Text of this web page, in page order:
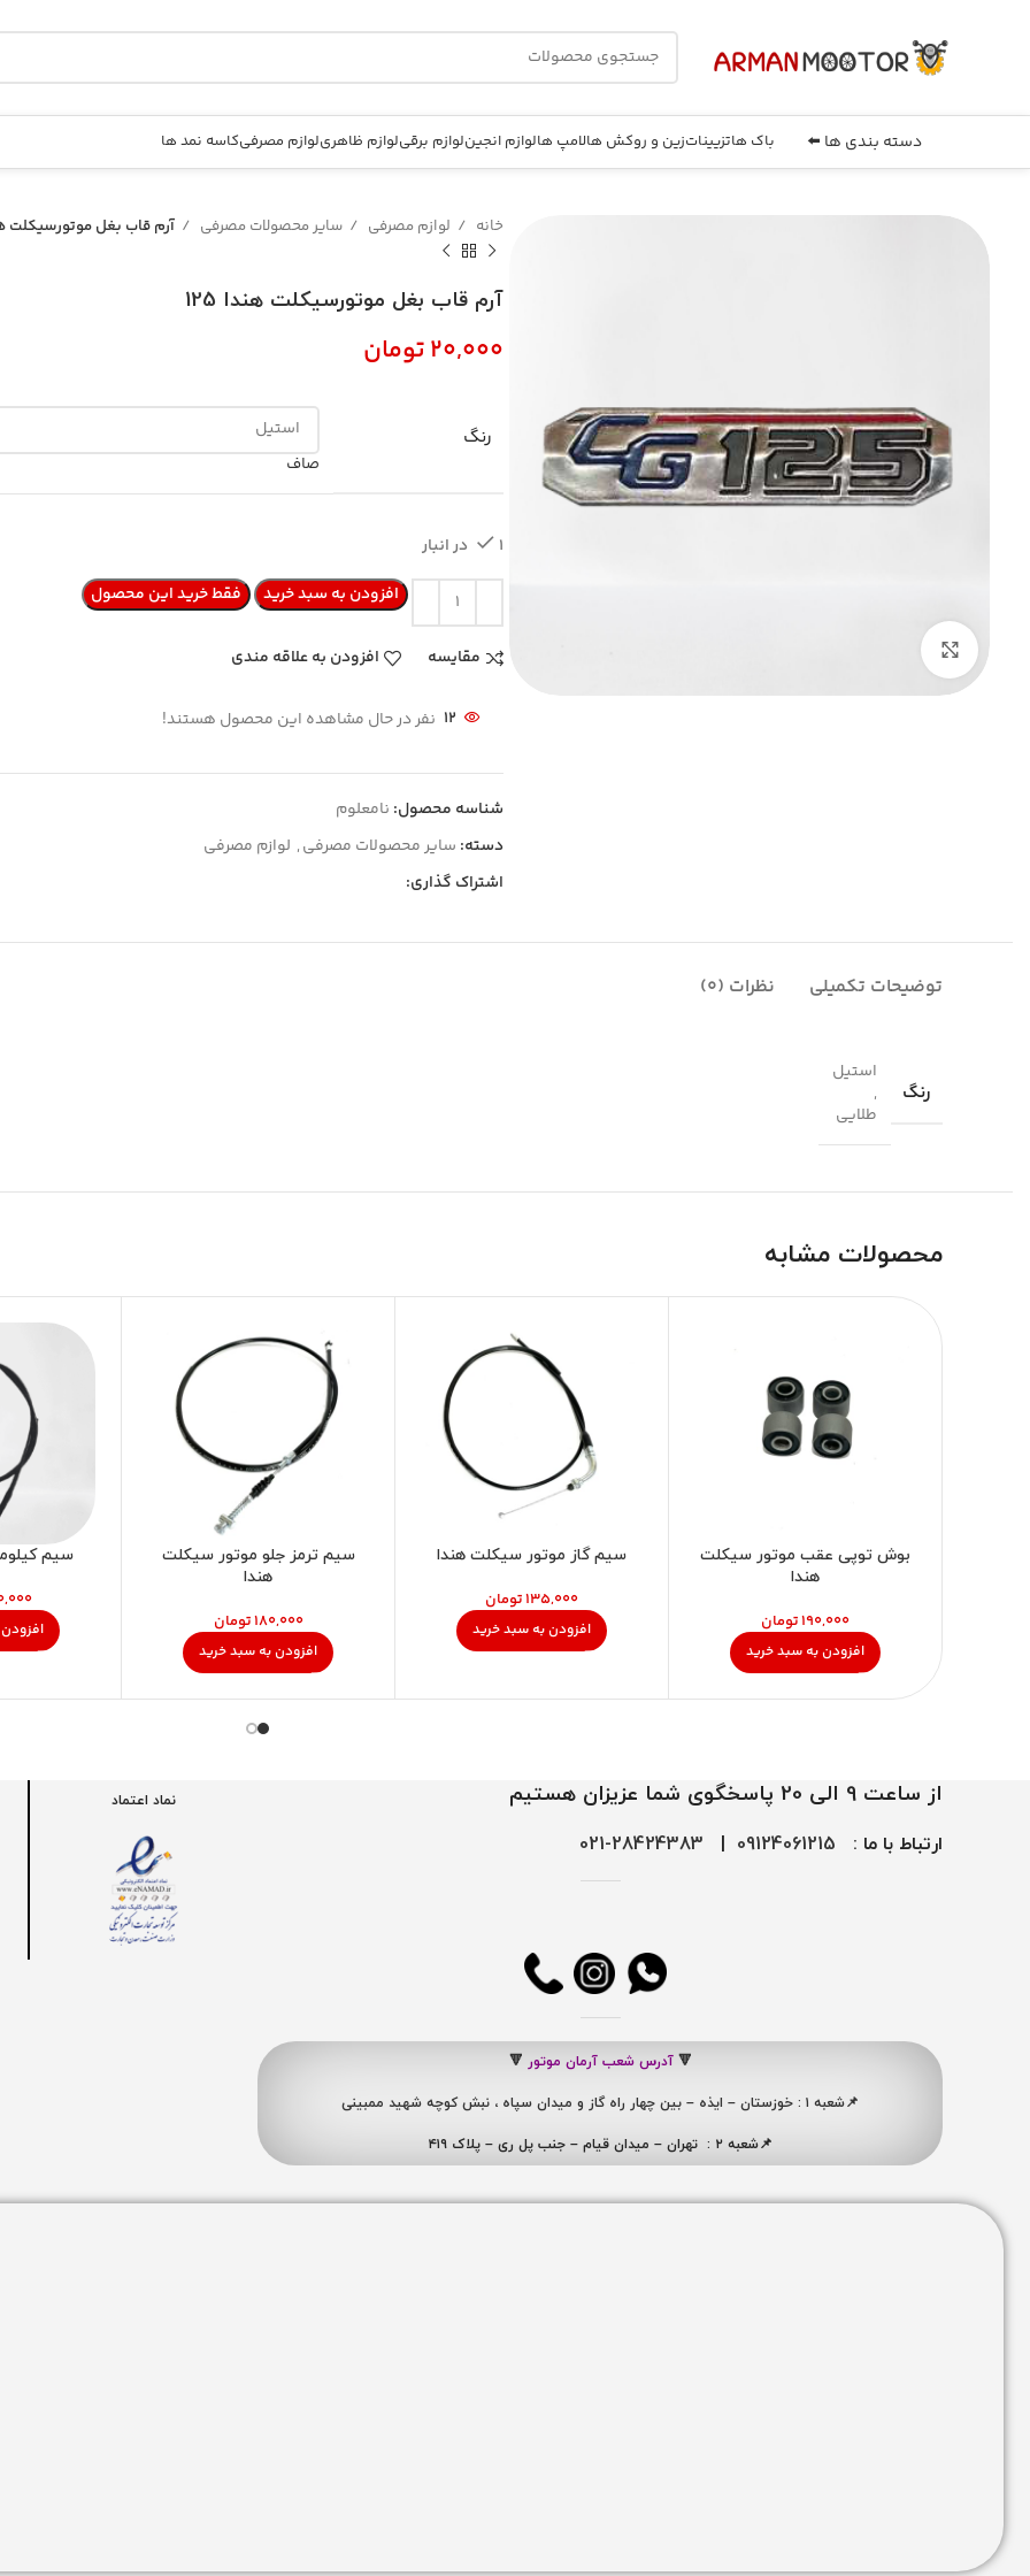
دسته بندی ها ⬅️ باک هاتزییناتزین و روکش هالامپ هالوازم انجینلوازم برقیلوازم ظاهریلوازم مصرفیکاسه نمد ها
خانه لوازم مصرفی سایر محصولات مصرفی آرم قاب بغل موتورسیکلت
آرم قاب بغل موتورسیکلت هندا 125
تومان
رنگ
صاف
1 در انبار
افزودن به سبد خرید فقط خرید این محصول
مقایسه افزودن به علاقه مندی
12 نفر در حال مشاهده این محصول هستند!
شناسه محصول: نامعلوم
دسته: سایر محصولات مصرفی, لوازم مصرفی
اشتراک گذاری:
توضیحات تکمیلی نظرات (0)
رنگ
استیل
,
طلایی
محصولات مشابه
بوش توپی عقب موتور سیکلت
هندا
تومان
افزودن به سبد خرید
سیم گاز موتور سیکلت هندا
تومان
افزودن به سبد خرید
سیم ترمز جلو موتور سیکلت
هندا
تومان
افزودن به سبد خرید
سیم
از ساعت 9 الی 20 پاسخگوی شما عزیزان هستیم
ارتباط با ما : 09124061215
|
28424383-021
🔻 آدرس شعب آرمان موتور 🔻
📌شعبه ۱ : خوزستان – ایذه – بین چهار راه گاز و میدان سپاه ، نبش کوچه شهید ممبینی
📌شعبه ۲ : تهران – میدان قیام – جنب پل ری – پلاک ۴۱۹
نماد اعتماد